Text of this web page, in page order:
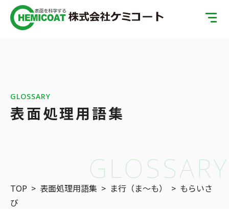
ISOへの取り組み
表面処理の基礎知識
お問い合わせ
GLOSSARY
GLOSSARY
表面処理用語集
TOP > 表面処理用語集 > ま行（ま〜も） > もらいさ
び